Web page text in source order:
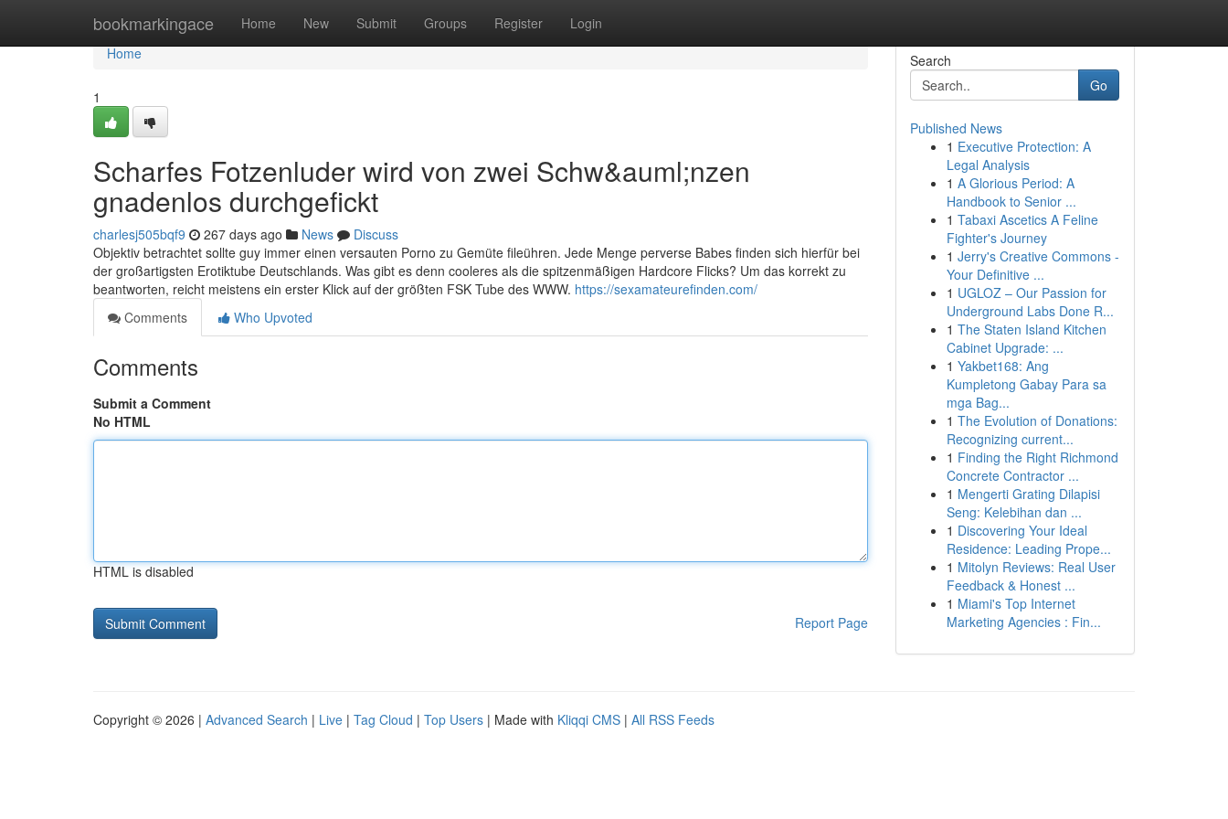
bookmarkingace Home New Submit Groups Register Login
Home
Home
1
Scharfes Fotzenluder wird von zwei Schw&auml;nzen
gnadenlos durchgefickt
charlesj505bqf9 267 days ago News
Discuss
Objektiv betrachtet sollte guy immer einen versauten Porno zu Gemüte fileühren. Jede Menge perverse Babes finden sich hierfür bei
der großartigsten Erotiktube Deutschlands. Was gibt es denn cooleres als die spitzenmäßigen Hardcore Flicks? Um das korrekt zu
beantworten, reicht meistens ein erster Klick auf der größten FSK Tube des WWW. https://sexamateurefinden.com/
Comments
Who Upvoted
Comments
Submit a Comment
No HTML
HTML is disabled
Report Page
Search
Go
Published News
1 Executive Protection: A
Legal Analysis
1 A Glorious Period: A
Handbook to Senior ...
1 Tabaxi Ascetics A Feline
Fighter's Journey
1 Jerry's Creative Commons -
Your Definitive ...
1 UGLOZ – Our Passion for
Underground Labs Done R...
1 The Staten Island Kitchen
Cabinet Upgrade: ...
1 Yakbet168: Ang
Kumpletong Gabay Para sa
mga Bag...
1 The Evolution of Donations:
Recognizing current...
1 Finding the Right Richmond
Concrete Contractor ...
1 Mengerti Grating Dilapisi
Seng: Kelebihan dan ...
1 Discovering Your Ideal
Residence: Leading Prope...
1 Mitolyn Reviews: Real User
Feedback & Honest ...
1 Miami's Top Internet
Marketing Agencies : Fin...
Copyright © 2026 | Advanced Search | Live | Tag Cloud | Top Users | Made with Kliqqi CMS | All RSS Feeds